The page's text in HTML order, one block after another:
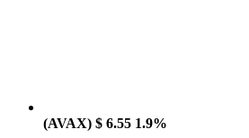
(AVAX) $ 6.55 1.9%